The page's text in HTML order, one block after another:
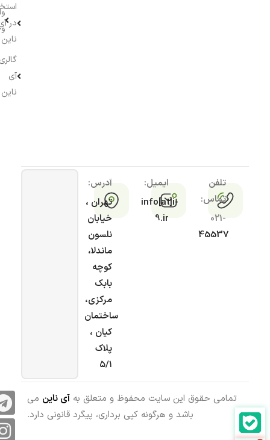
در
ناین
آی
ناین
تلفن
تماس:
021-
45537
ایمیل:
info[at]i-
9.ir
آدرس:
تهران ،
خیابان
نلسون
ماندلا،
کوچه
بابک
مرکزی،
ساختمان
کیان ،
پلاک
۵/۱
تمامی حقوق این سایت محفوظ و متعلق به آی ناین می
باشد و هرگونه کپی برداری، پیگرد قانونی دارد.